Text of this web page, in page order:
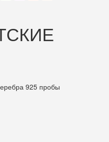
925 пробы